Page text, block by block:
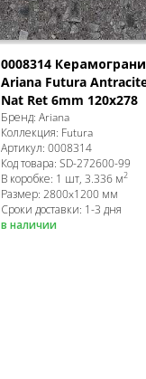
0008314
Ariana Futura
Nat Ret 6mm 120х278
Бренд: Ariana
Коллекция: Futura
Артикул: 0008314
Код товара: SD-272600-99
В коробке: 1 шт, 3.336 м2
Размер: 2800x1200 мм
Сроки доставки: 1-3 дня
в наличии